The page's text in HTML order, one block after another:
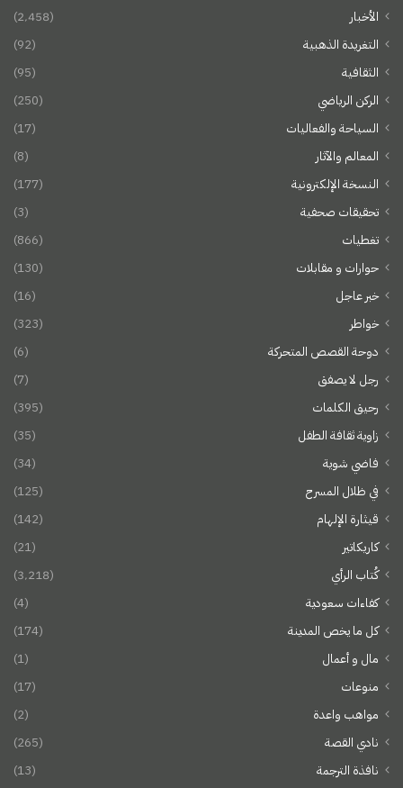
الأخبار
(2٬458)
التغريدة الذهبية
(92)
الثقافية
(95)
الركن الرياضي
(250)
السياحة والفعاليات
(17)
المعالم والآثار
(8)
النسخة الإلكترونية
(177)
تحقيقات صحفية
(3)
تغطيات
(866)
حوارات و مقابلات
(130)
خبر عاجل
(16)
خواطر
(323)
دوحة القصص المتحركة
(6)
رجل لا يصفق
(7)
رحيق الكلمات
(395)
زاوية ثقافة الطفل
(35)
فاضي شوية
(34)
في ظلال المسرح
(125)
قيثارة الإلهام
(142)
كاريكاتير
(21)
كُتاب الرأي
(3٬218)
كفاءات سعودية
(4)
كل ما يخص المدينة
(174)
مال و أعمال
(1)
منوعات
(17)
مواهب واعدة
(2)
نادي القصة
(265)
نافذة الترجمة
(13)